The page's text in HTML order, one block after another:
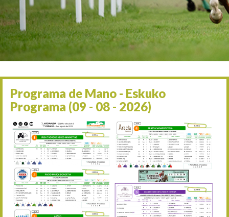
06/09 17:30 Irailaren 6a / 6 de
13/09 17:30 Irailaren 13a / 13 de
30/09 11:30 Irailaren 30a / 30 de
11/06 11:30
05/07 11:30 Uztailaren 5a / 5 de julio
12/07 11:30 Uztailaren 12a / 12 de
19/07 11:30 Uztailaren 19a / 19 de
25/07 11:30 Uztailaren 25a / 25 de
02/08 17:30 Abuztuaren 2a / 2 de
09/08 17:30 Abuztuaren 9a / 9 de
Programa de Mano - Eskuko
Programa (09 - 08 - 2026)